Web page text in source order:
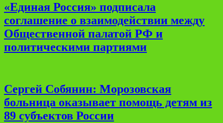
«Единая Россия» подписала
соглашение о взаимодействии между
Общественной палатой РФ и
политическими партиями
Сергей Собянин: Морозовская
больница оказывает помощь детям из
89 субъектов России